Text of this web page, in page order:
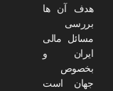
هدف آن ها
بررسی
مسائل مالی
ایران و
بخصوص
جهان است